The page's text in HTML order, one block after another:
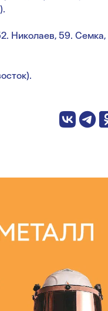
Николаев, 59. Семка,